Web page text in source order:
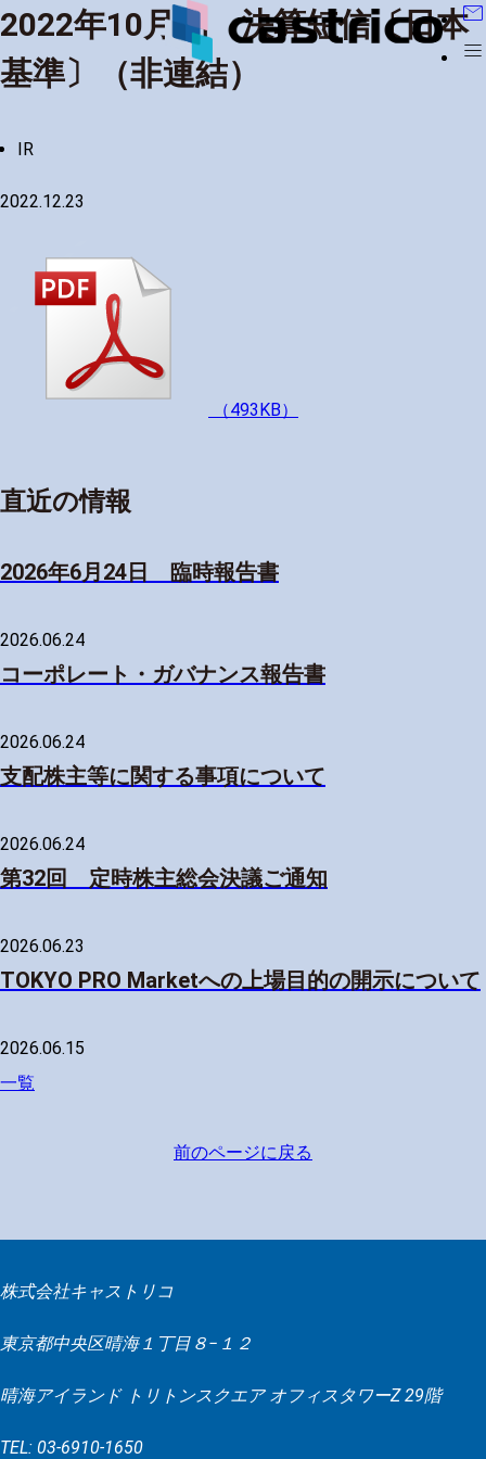
mail
menu
2022年10月期 決算短信〔日本
基準〕（非連結）
IR
2022.12.23
（493KB）
直近の情報
2026年6月24日 臨時報告書
2026.06.24
コーポレート・ガバナンス報告書
2026.06.24
支配株主等に関する事項について
2026.06.24
第32回 定時株主総会決議ご通知
2026.06.23
TOKYO PRO Marketへの上場目的の開示について
2026.06.15
一覧
前のページに戻る
株式会社キャストリコ
東京都中央区晴海１丁目８−１２
晴海アイランド トリトンスクエア オフィスタワーZ 29階
TEL: 03-6910-1650